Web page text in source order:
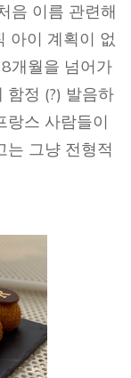
음 이름 관련해
아이 계획이 없
개월을 넘어가
함정 (?) 발음하
랑스 사람들이
는 그냥 전형적